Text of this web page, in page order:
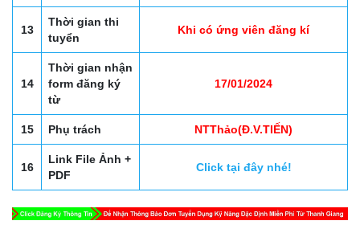
13
Thời gian thi
tuyển
Khi có ứng viên đăng kí
14
Thời gian nhận
form đăng ký
từ
17/01/2024
15 Phụ trách NTThảo(Đ.V.TIẾN)
16
Link File Ảnh +
PDF
Click tại đây nhé!